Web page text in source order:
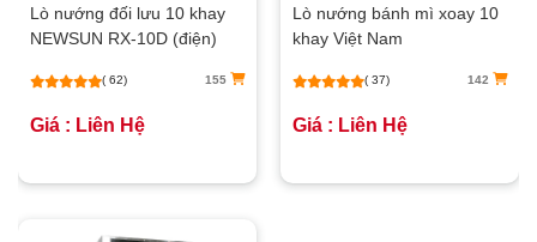
Lò nướng đối lưu 10 khay
NEWSUN RX-10D (điện)
( 62) 155
Giá : Liên Hệ
Lò nướng bánh mì xoay 10
khay Việt Nam
( 37) 142
Giá : Liên Hệ